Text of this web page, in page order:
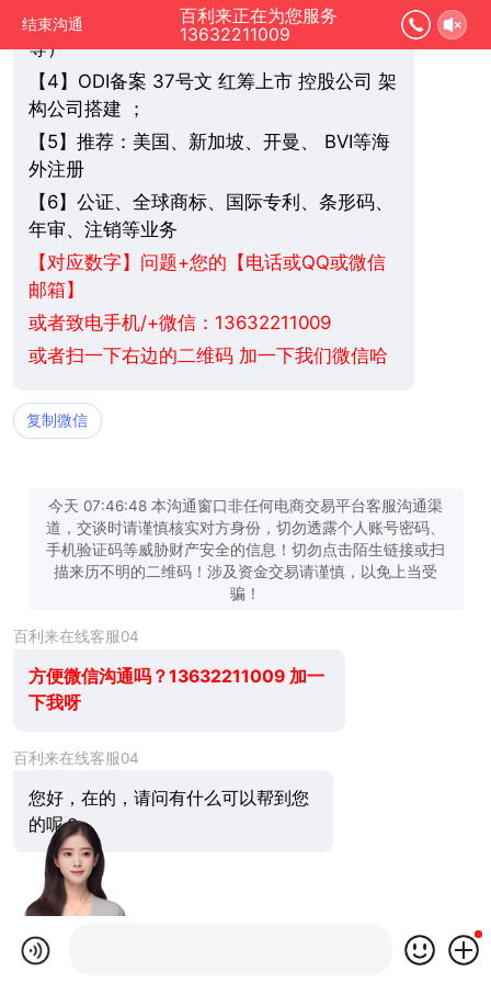
结束沟通
百利来正在为您服务
13632211009
【3】个人/公司 开银行账户（香港/新加坡
等）
【 4】ODI备案 37号文 红筹上市 控股公司 架
构公司搭建 ；
【 5】推荐：美国、新加坡、 开曼、 BVI等海
外注册
【 6】公证、全球商标、国际专利、条形码、
年审、注销等业务
【对应数字】问题+您的【电话或QQ或微信
邮箱】
或者致电手机/+微信：13632211009
或者扫一下右边的二维码 加一下我们微信哈
复制微信
今天 07:46:48 本沟通窗口非任何电商交易平台客服沟通渠
道，交谈时请谨慎核实对方身份，切勿透露个人账号密码、
手机验证码等威胁财产安全的信息！切勿点击陌生链接或扫
描来历不明的二维码！涉及资金交易请谨慎，以免上当受
骗！
百利来在线客服04
方便微信沟通吗？13632211009 加一
下我呀
百利来在线客服04
您好，在的，请问有什么可以帮到您
的呢？